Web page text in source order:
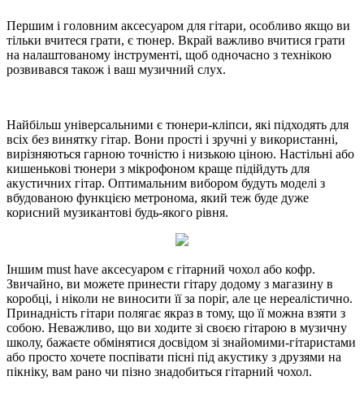
Першим і головним аксесуаром для гітари, особливо якщо ви
тільки вчитеся грати, є тюнер. Вкрай важливо вчитися грати
на налаштованому інструменті, щоб одночасно з технікою
розвивався також і ваш музичний слух.
Найбільш універсальними є тюнери-кліпси, які підходять для
всіх без винятку гітар. Вони прості і зручні у використанні,
вирізняються гарною точністю і низькою ціною. Настільні або
кишенькові тюнери з мікрофоном краще підійдуть для
акустичних гітар. Оптимальним вибором будуть моделі з
вбудованою функцією метронома, який теж буде дуже
корисний музикантові будь-якого рівня.
Іншим must have аксесуаром є гітарний чохол або кофр.
Звичайно, ви можете принести гітару додому з магазину в
коробці, і ніколи не виносити її за поріг, але це нереалістично.
Принадність гітари полягає якраз в тому, що її можна взяти з
собою. Неважливо, що ви ходите зі своєю гітарою в музичну
школу, бажаєте обмінятися досвідом зі знайомими-гітаристами
або просто хочете поспівати пісні під акустику з друзями на
пікніку, вам рано чи пізно знадобиться гітарний чохол.